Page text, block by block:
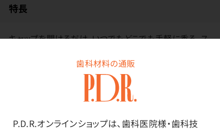
歯科材料の通販
P.D.R.オンラインショップは、歯科医院様・歯科技
特長
キャップを開けるだけ。いつでもどこでも手軽に香る、ス
シーンに合わせて自分だけのパーソナルな香り空間を
毎日の気分転換や、外出先でさっと香りを楽しみたい時
にお使いいただけます。